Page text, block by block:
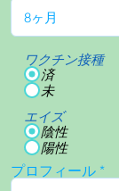
ワクチン接種
済
未
エイズ
陰性
陽性
プロフィール